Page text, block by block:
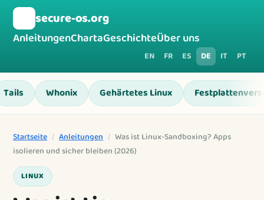
secure-os.org
AnleitungenChartaGeschichteÜber uns
EN FR ES DE IT PT
Tails Whonix Gehärtetes Linux
Startseite / Anleitungen / Was ist Linux-Sandboxing? Apps
isolieren und sicher bleiben (2026)
LINUX